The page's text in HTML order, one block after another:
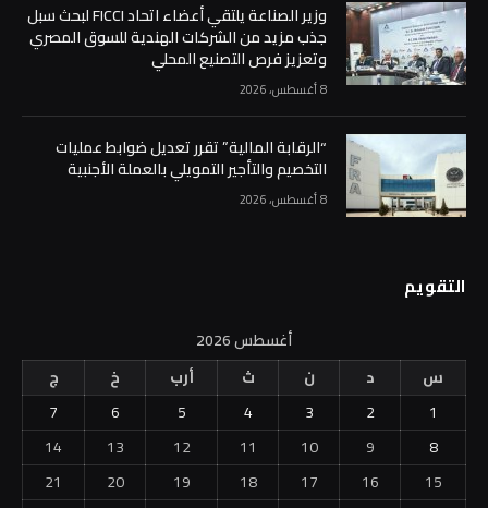
وزير الصناعة يلتقي أعضاء اتحاد FICCI لبحث سبل
جذب مزيد من الشركات الهندية للسوق المصري
وتعزيز فرص التصنيع المحلي
8 أغسطس، 2026
“الرقابة المالية” تقرر تعديل ضوابط عمليات
التخصيم والتأجير التمويلي بالعملة الأجنبية
8 أغسطس، 2026
التقويم
أغسطس 2026
س
د ن ث أرب خ
ج
1
2
3
4
5
6
7
8
9
10
11
12
13
14
15
16
17
18
19
20
21